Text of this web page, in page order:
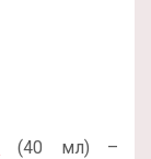
(40 мл) –